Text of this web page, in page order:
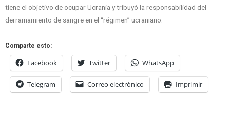
tiene el objetivo de ocupar Ucrania y tribuyó la responsabilidad del
derramamiento de sangre en el “régimen” ucraniano.
Comparte esto:
Facebook Twitter WhatsApp
Telegram Correo electrónico Imprimir